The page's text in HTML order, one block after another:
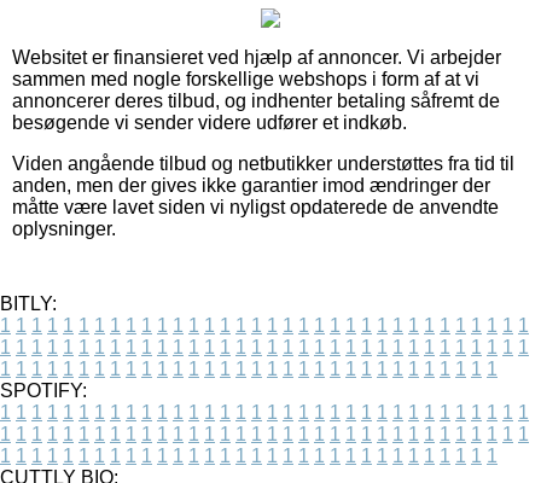
Websitet er finansieret ved hjælp af annoncer. Vi arbejder
sammen med nogle forskellige webshops i form af at vi
annoncerer deres tilbud, og indhenter betaling såfremt de
besøgende vi sender videre udfører et indkøb.
Viden angående tilbud og netbutikker understøttes fra tid til
anden, men der gives ikke garantier imod ændringer der
måtte være lavet siden vi nyligst opdaterede de anvendte
oplysninger.
BITLY:
1 1 1 1 1 1 1 1 1 1 1 1 1 1 1 1 1 1 1 1 1 1 1 1 1 1 1 1 1 1 1 1 1 1
1 1 1 1 1 1 1 1 1 1 1 1 1 1 1 1 1 1 1 1 1 1 1 1 1 1 1 1 1 1 1 1 1 1
1 1 1 1 1 1 1 1 1 1 1 1 1 1 1 1 1 1 1 1 1 1 1 1 1 1 1 1 1 1 1 1
SPOTIFY:
1 1 1 1 1 1 1 1 1 1 1 1 1 1 1 1 1 1 1 1 1 1 1 1 1 1 1 1 1 1 1 1 1 1
1 1 1 1 1 1 1 1 1 1 1 1 1 1 1 1 1 1 1 1 1 1 1 1 1 1 1 1 1 1 1 1 1 1
1 1 1 1 1 1 1 1 1 1 1 1 1 1 1 1 1 1 1 1 1 1 1 1 1 1 1 1 1 1 1 1
CUTTLY BIO: